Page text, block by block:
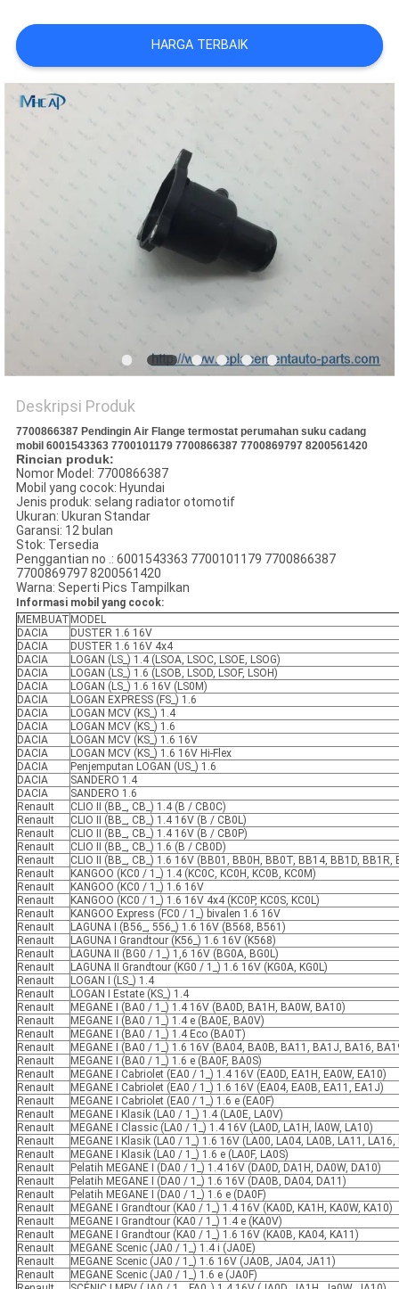
POLICY
HARGA TERBAIK
Deskripsi Produk
7700866387 Pendingin Air Flange termostat perumahan suku cadang
mobil 6001543363 7700101179 7700866387 7700869797 8200561420
Rincian produk:
Nomor Model: 7700866387
Mobil yang cocok: Hyundai
Jenis produk: selang radiator otomotif
Ukuran: Ukuran Standar
Garansi: 12 bulan
Stok: Tersedia
Penggantian no .: 6001543363 7700101179 7700866387
7700869797 8200561420
Warna: Seperti Pics Tampilkan
Informasi mobil yang cocok:
MEMBUAT MODEL
DACIA
DUSTER 1.6 16V
DACIA
DUSTER 1.6 16V 4x4
DACIA
LOGAN (LS_) 1.4 (LSOA, LSOC, LSOE, LSOG)
DACIA
LOGAN (LS_) 1.6 (LSOB, LSOD, LSOF, LSOH)
DACIA
LOGAN (LS_) 1.6 16V (LS0M)
DACIA
LOGAN EXPRESS (FS_) 1.6
DACIA
LOGAN MCV (KS_) 1.4
DACIA
LOGAN MCV (KS_) 1.6
DACIA
LOGAN MCV (KS_) 1.6 16V
DACIA
LOGAN MCV (KS_) 1.6 16V Hi-Flex
DACIA
Penjemputan LOGAN (US_) 1.6
DACIA
SANDERO 1.4
DACIA
SANDERO 1.6
RenauIt
CLIO II (BB_, CB_) 1.4 (B / CB0C)
RenauIt
CLIO II (BB_, CB_) 1.4 16V (B / CB0L)
RenauIt
CLIO II (BB_, CB_) 1.4 16V (B / CB0P)
RenauIt
CLIO II (BB_, CB_) 1.6 (B / CB0D)
RenauIt
CLIO II (BB_, CB_) 1.6 16V (BB01, BB0H, BB0T, BB14, BB1D, BB1R,
RenauIt
KANGOO (KC0 / 1_) 1.4 (KC0C, KC0H, KC0B, KC0M)
RenauIt
KANGOO (KC0 / 1_) 1.6 16V
RenauIt
KANGOO (KC0 / 1_) 1.6 16V 4x4 (KC0P, KC0S, KC0L)
RenauIt
KANGOO Express (FC0 / 1_) bivalen 1.6 16V
RenauIt
LAGUNA I (B56_, 556_) 1.6 16V (B568, B561)
RenauIt
LAGUNA I Grandtour (K56_) 1.6 16V (K568)
RenauIt
LAGUNA II (BG0 / 1_) 1,6 16V (BG0A, BG0L)
RenauIt
LAGUNA II Grandtour (KG0 / 1_) 1.6 16V (KG0A, KG0L)
RenauIt
LOGAN I (LS_) 1.4
RenauIt
LOGAN I Estate (KS_) 1.4
RenauIt
MEGANE I (BA0 / 1_) 1.4 16V (BA0D, BA1H, BA0W, BA10)
RenauIt
MEGANE I (BA0 / 1_) 1.4 e (BA0E, BA0V)
RenauIt
MEGANE I (BA0 / 1_) 1.4 Eco (BA0T)
RenauIt
MEGANE I (BA0 / 1_) 1.6 16V (BA04, BA0B, BA11, BA1J, BA16,
RenauIt
MEGANE I (BA0 / 1_) 1.6 e (BA0F, BA0S)
RenauIt
MEGANE I Cabriolet (EA0 / 1_) 1.4 16V (EA0D, EA1H, EA0W, EA10)
RenauIt
MEGANE I Cabriolet (EA0 / 1_) 1.6 16V (EA04, EA0B, EA11, EA1J)
RenauIt
MEGANE I Cabriolet (EA0 / 1_) 1.6 e (EA0F)
RenauIt
MEGANE I Klasik (LA0 / 1_) 1.4 (LA0E, LA0V)
RenauIt
MEGANE I Classic (LA0 / 1_) 1.4 16V (LA0D, LA1H, lA0W, LA10)
RenauIt
MEGANE I Klasik (LA0 / 1_) 1.6 16V (LA00, LA04, LA0B, LA11,
RenauIt
MEGANE I Klasik (LA0 / 1_) 1.6 e (LA0F, LA0S)
RenauIt
Pelatih MEGANE I (DA0 / 1_) 1.4 16V (DA0D, DA1H, DA0W, DA10)
RenauIt
Pelatih MEGANE I (DA0 / 1_) 1.6 16V (DA0B, DA04, DA11)
RenauIt
Pelatih MEGANE I (DA0 / 1_) 1.6 e (DA0F)
RenauIt
MEGANE I Grandtour (KA0 / 1_) 1.4 16V (KA0D, KA1H, KA0W, KA10)
RenauIt
MEGANE I Grandtour (KA0 / 1_) 1.4 e (KA0V)
RenauIt
MEGANE I Grandtour (KA0 / 1_) 1.6 16V (KA0B, KA04, KA11)
RenauIt
MEGANE Scenic (JA0 / 1_) 1.4 i (JA0E)
RenauIt
MEGANE Scenic (JA0 / 1_) 1.6 16V (JA0B, JA04, JA11)
RenauIt
MEGANE Scenic (JA0 / 1_) 1.6 e (JA0F)